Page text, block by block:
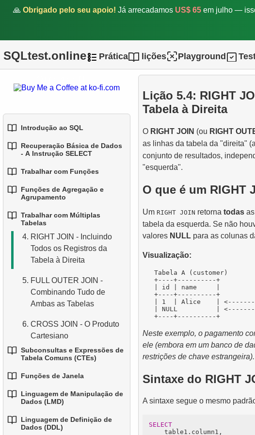
🙏 Obrigado pelo seu apoio! Já arrecadamos US$ 65 em julho —
SQLtest.online Prática lições Playground
Introdução ao SQL
1.Introdução a Bases de
3.Conceitos de Bases de
Dados Relacionais
4. Tipos de Dados Básicos
Entendendo os Valores
Recuperação Básica de Dados
- A Instrução SELECT
1.Selecionando Dados de
uma Tabela
3.Combinando Múltiplas
Condições
Alias para Colunas
5. Ordenando Resultados
Limitando Resultados com
Juntando Tudo: WHERE,
Trabalhar com Funções
1.Funções SQL Integradas
2.Funções Comuns de String
3. Funções Matemáticas
Comuns
Funções de Agregação e
Agrupamento
1.Funções Básicas de
Agrupando Dados
Agregação condicional
Trabalhar com Múltiplas
Tabelas
1.Fundamentos de JOINs em
Linhas Correspondentes
3.LEFT JOIN - Incluindo
Tabela à Esquerda
4. RIGHT JOIN - Incluindo
Todos os Registros da
Tabela à Direita
5. FULL OUTER JOIN -
Combinando Tudo de
Ambas as Tabelas
6. CROSS JOIN - O Produto
Cartesiano
7.SELF JOIN - Unindo uma
Práticas de JOIN
9.Algoritmos de Junção
Subconsultas e Expressões de
Tabela Comuns (CTEs)
1.Introdução às
Subconsultas
WHERE
Funções de Janela
1.Funções de Janela
2.Usar ROW_NUMBER,
RANK, DENSE_RANK e
Linguagem de Manipulação de
Dados (LMD)
1.A Instrução INSERT INTO
Linguagem de Definição de
Dados (DDL)
Lição 5.4: RIGHT
Tabela à Direita
O RIGHT JOIN (ou RIGHT
as linhas da tabela da "direita"
conjunto de resultados,
"esquerda".
O que é um RIGHT
Um RIGHT JOIN retorna todasas
tabela da esquerda. Se não
valores NULLpara as colunas
Visualização:
Tabela A (customer)
+----+----------+
| id | name     |
+----+----------+
| 1  | Alice    |
| NULL          |
Neste exemplo, o pagamento
ele (embora em um banco de
restrições de chave estrangeira).
Sintaxe do RIGHT
A sintaxe segue o mesmo
SELECT
    table1.column1,